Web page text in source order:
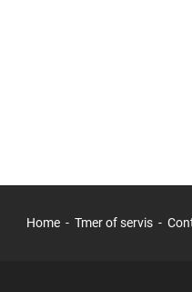
Home Tmer of servis